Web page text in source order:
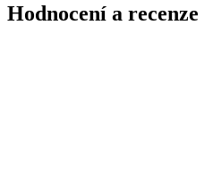
Hodnocení a recenze